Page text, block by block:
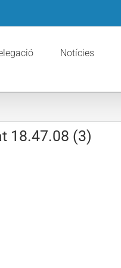
Notícies
18.47.08 (3)